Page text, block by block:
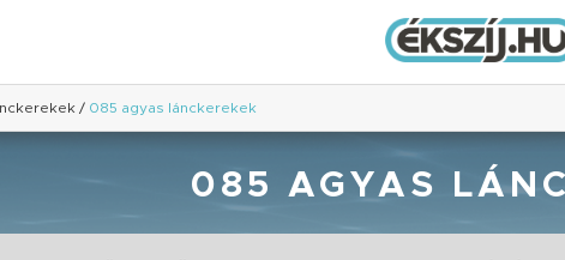
/ 085 agyas lánckerekek
085 AGYAS